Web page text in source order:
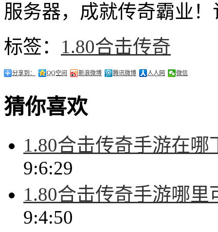
服务器，成就传奇霸业
标签： 1.80合击传奇
分享到： QQ空间 新浪微博 腾讯微博 人人网 微信
猜你喜欢
1.80合击传奇手游在
9:6:29
1.80合击传奇手游哪
9:4:50